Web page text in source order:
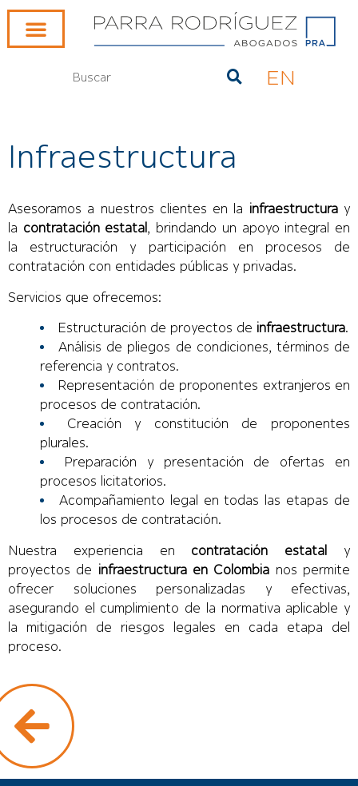
EN
Infraestructura
Asesoramos a nuestros clientes en la infraestructuray
la contratación estatal , brindando un apoyo integral en
la estructuración y participación en procesos de
contratación con entidades públicas y privadas.
Servicios que ofrecemos:
Estructuración de proyectos de infraestructura.
Análisis de pliegos de condiciones, términos de
referencia y contratos.
Representación de proponentes extranjeros en
procesos de contratación.
Creación y constitución de proponentes
plurales.
Preparación y presentación de ofertas en
procesos licitatorios.
Acompañamiento legal en todas las etapas de
los procesos de contratación.
Nuestra experiencia en contratación estatal
y
proyectos de infraestructura en Colombia nos permite
ofrecer soluciones personalizadas y efectivas,
asegurando el cumplimiento de la normativa aplicable y
la mitigación de riesgos legales en cada etapa del
proceso.